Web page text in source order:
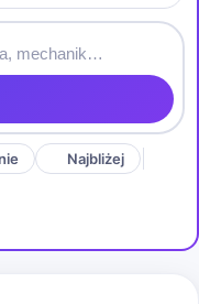
Najbliżej